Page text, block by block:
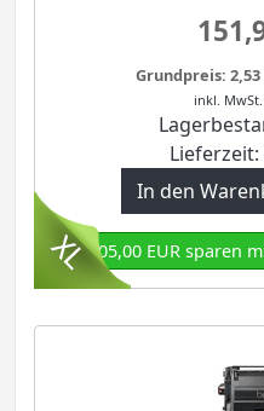
Grundpreis: 2,53
inkl. MwSt.
105,00 EUR sparen